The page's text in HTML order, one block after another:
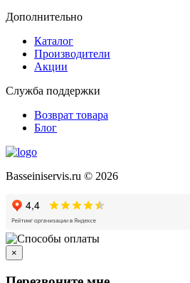
Дополнительно
Каталог
Производители
Акции
Служба поддержки
Возврат товара
Блог
Basseiniservis.ru © 2026
×